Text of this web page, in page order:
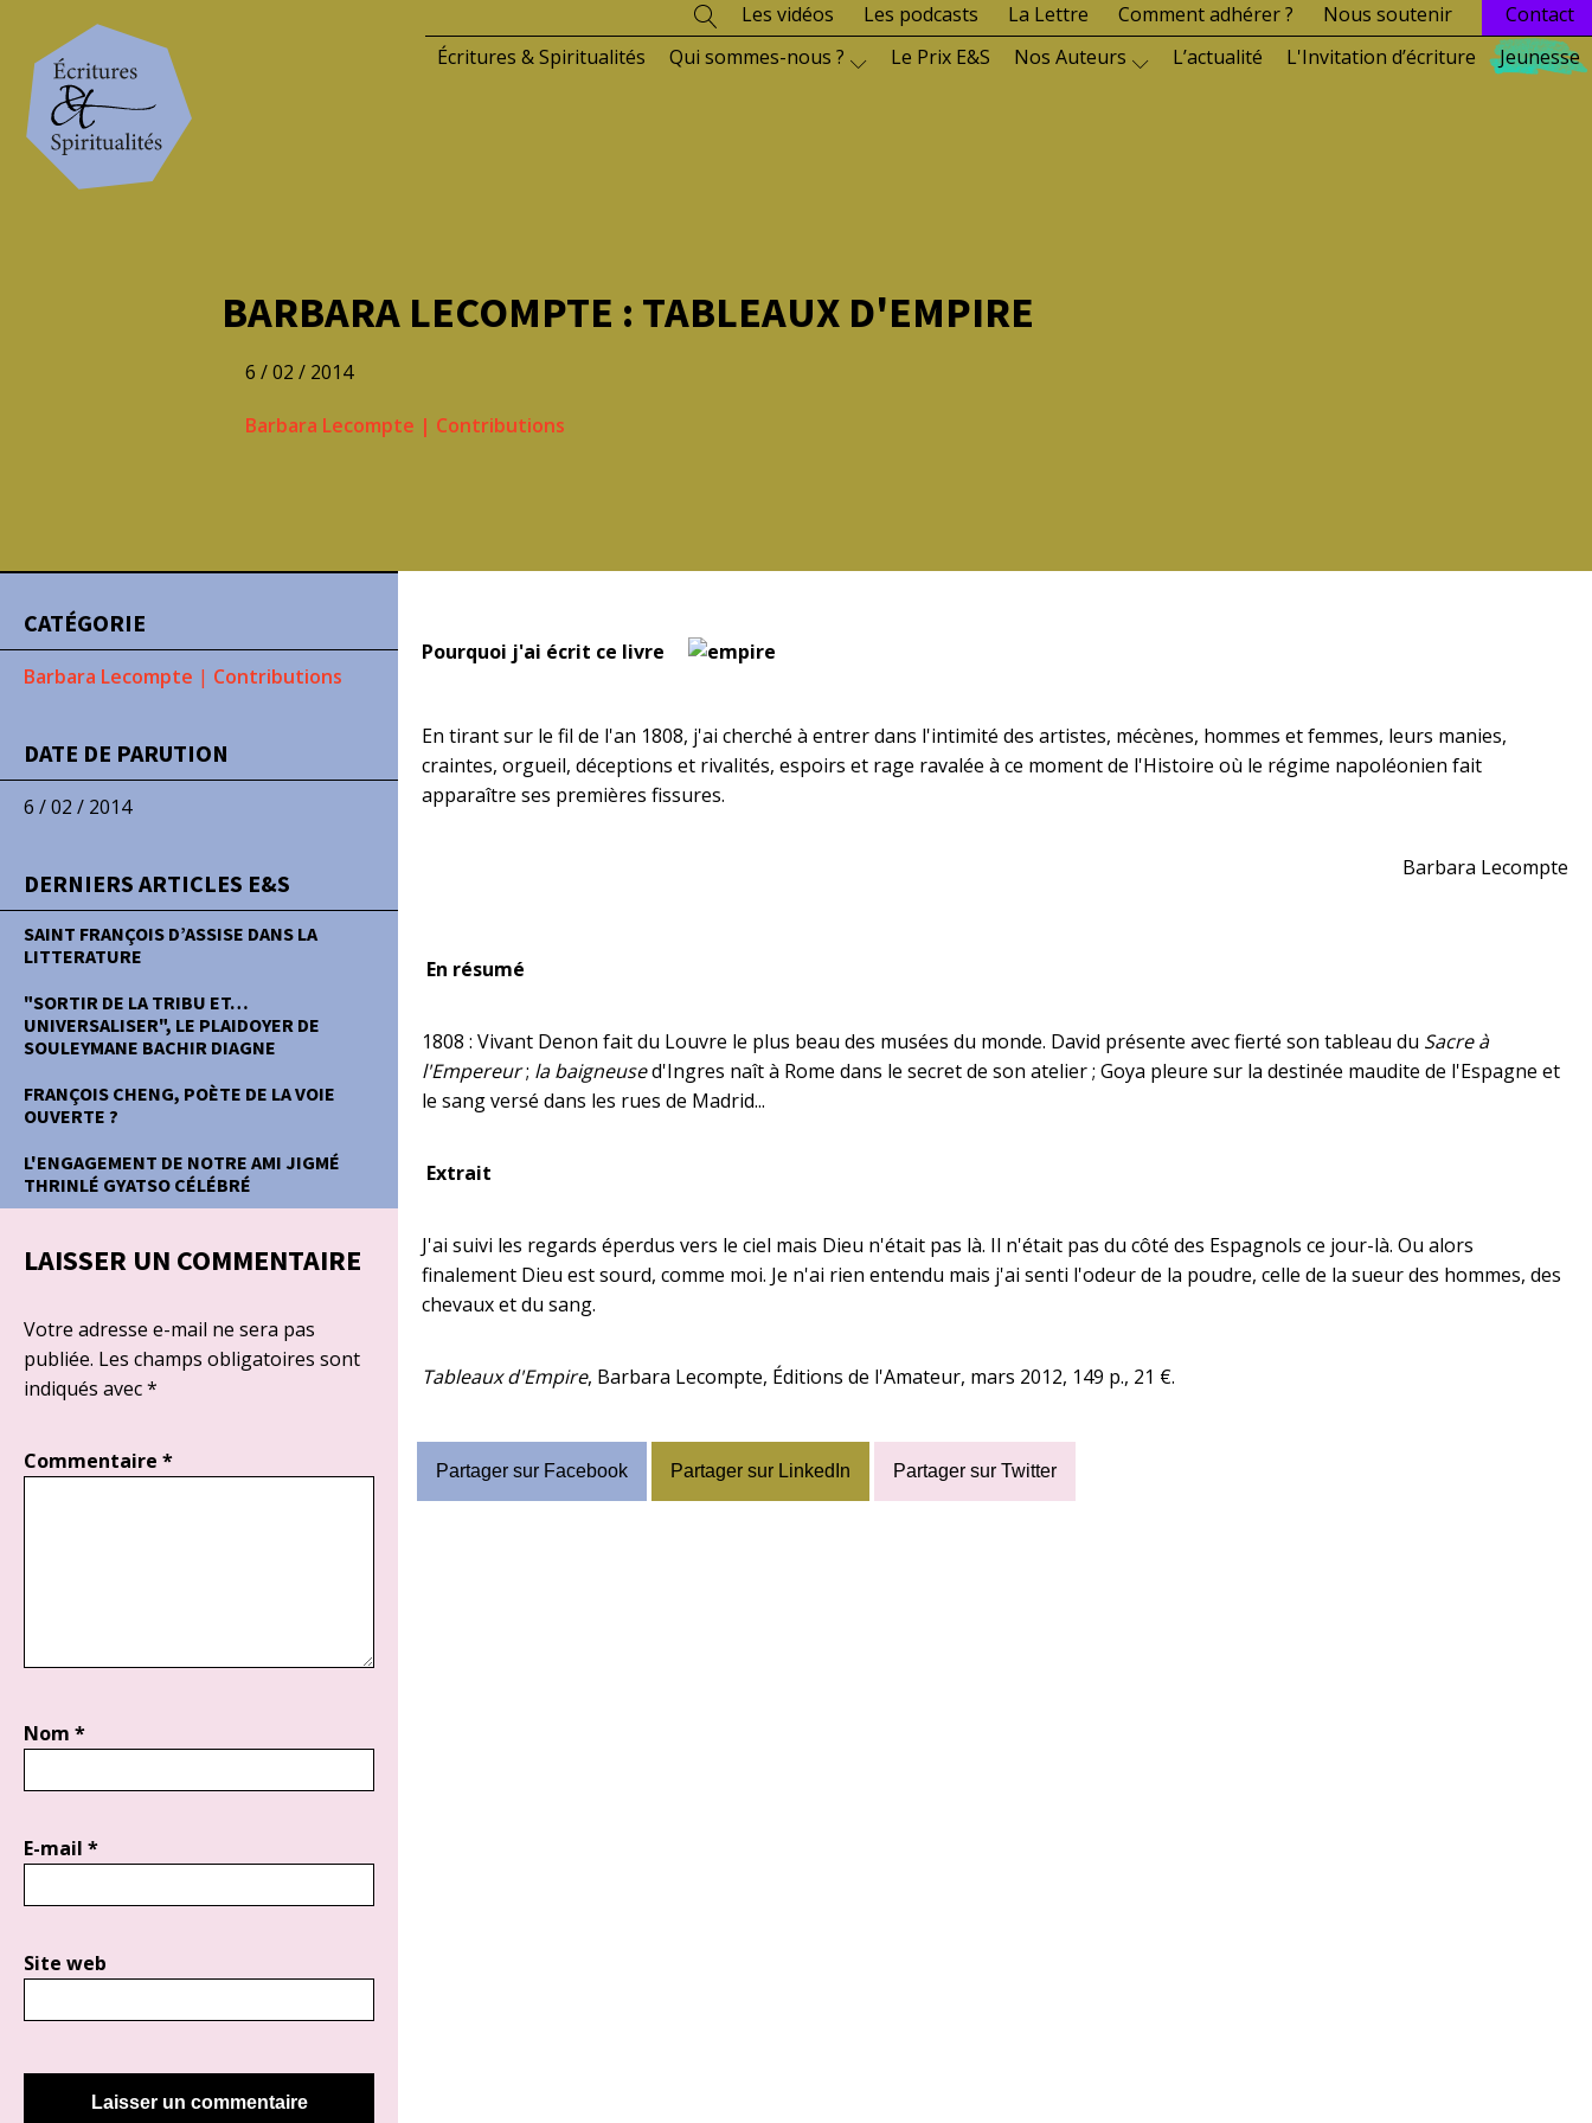
Les vidéos Les podcasts La Lettre Comment adhérer ? Nous soutenir
Contact
Écritures & Spiritualités
Qui sommes-nous ? Le Prix E&S Nos Auteurs L’actualité L'Invitation d’écriture Jeunesse
BARBARA LECOMPTE : TABLEAUX D'EMPIRE
6 / 02 / 2014
Barbara Lecompte | Contributions
CATÉGORIE
Barbara Lecompte | Contributions
DATE DE PARUTION
6 / 02 / 2014
DERNIERS ARTICLES E&S
SAINT FRANÇOIS D’ASSISE DANS LA
LITTERATURE
"SORTIR DE LA TRIBU ET…
UNIVERSALISER", LE PLAIDOYER DE
SOULEYMANE BACHIR DIAGNE
FRANÇOIS CHENG, POÈTE DE LA VOIE
OUVERTE ?
L'ENGAGEMENT DE NOTRE AMI JIGMÉ
THRINLÉ GYATSO CÉLÉBRÉ
LAISSER UN COMMENTAIRE
Votre adresse e-mail ne sera pas
publiée. Les champs obligatoires sont
indiqués avec*
Commentaire *
Nom *
E-mail *
Site web
Pourquoi j'ai écrit ce livre
En tirant sur le fil de l'an 1808, j'ai cherché à entrer dans l'intimité des artistes, mécènes, hommes et femmes, leurs manies,
craintes, orgueil, déceptions et rivalités, espoirs et rage ravalée à ce moment de l'Histoire où le régime napoléonien fait
apparaître ses premières fissures.
Barbara Lecompte
En résumé
1808 : Vivant Denon fait du Louvre le plus beau des musées du monde. David présente avec fierté son tableau du Sacre à
l'Empereur; la baigneused'Ingres naît à Rome dans le secret de son atelier ; Goya pleure sur la destinée maudite de l'Espagne et
le sang versé dans les rues de Madrid...
Extrait
J'ai suivi les regards éperdus vers le ciel mais Dieu n'était pas là. Il n'était pas du côté des Espagnols ce jour-là. Ou alors
finalement Dieu est sourd, comme moi. Je n'ai rien entendu mais j'ai senti l'odeur de la poudre, celle de la sueur des hommes, des
chevaux et du sang.
Tableaux d'Empire, Barbara Lecompte, Éditions de l'Amateur, mars 2012, 149 p., 21 €.
Partager sur Facebook Partager sur LinkedIn Partager sur Twitter